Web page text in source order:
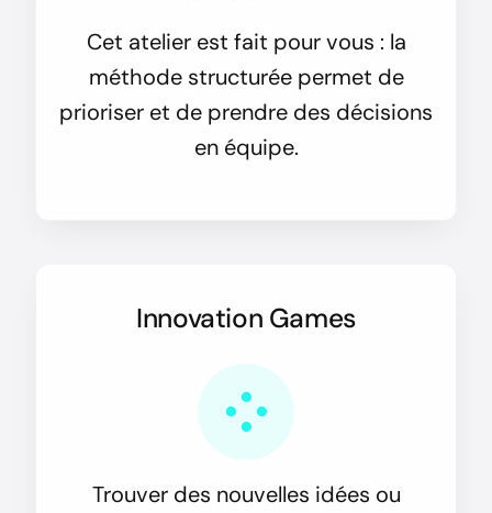
Cet atelier est fait pour vous : la
méthode structurée permet de
prioriser et de prendre des décisions
en équipe.
Innovation Games
Trouver des nouvelles idées ou